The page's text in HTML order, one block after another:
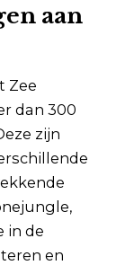
aan
Zee
dan 300
zijn
in de
en